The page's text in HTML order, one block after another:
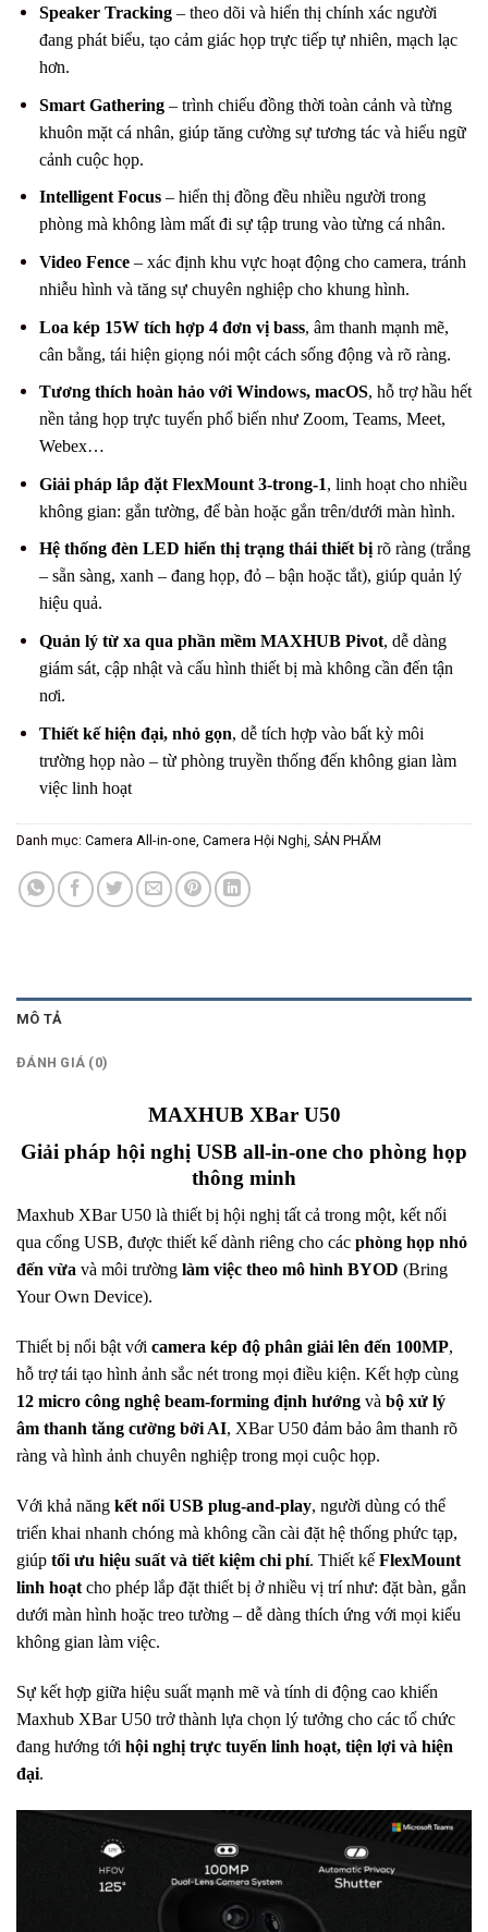
Speaker Tracking– theo dõi và hiển thị chính xác người
đang phát biểu, tạo cảm giác họp trực tiếp tự nhiên, mạch lạc
hơn.
Smart Gathering– trình chiếu đồng thời toàn cảnh và từng
khuôn mặt cá nhân, giúp tăng cường sự tương tác và hiểu ngữ
cảnh cuộc họp.
Intelligent Focus– hiển thị đồng đều nhiều người trong
phòng mà không làm mất đi sự tập trung vào từng cá nhân.
Video Fence– xác định khu vực hoạt động cho camera, tránh
nhiễu hình và tăng sự chuyên nghiệp cho khung hình.
Loa kép 15W tích hợp 4 đơn vị bass, âm thanh mạnh mẽ,
cân bằng, tái hiện giọng nói một cách sống động và rõ ràng.
Tương thích hoàn hảo với Windows, macOS, hỗ trợ hầu hết
nền tảng họp trực tuyến phổ biến như Zoom, Teams, Meet,
Webex…
Giải pháp lắp đặt FlexMount 3-trong-1, linh hoạt cho nhiều
không gian: gắn tường, để bàn hoặc gắn trên/dưới màn hình.
Hệ thống đèn LED hiển thị trạng thái thiết bịrõ ràng (trắng
– sẵn sàng, xanh – đang họp, đỏ – bận hoặc tắt), giúp quản lý
hiệu quả.
Quản lý từ xa qua phần mềm MAXHUB Pivot, dễ dàng
giám sát, cập nhật và cấu hình thiết bị mà không cần đến tận
nơi.
Thiết kế hiện đại, nhỏ gọn, dễ tích hợp vào bất kỳ môi
trường họp nào – từ phòng truyền thống đến không gian làm
việc linh hoạt
Danh mục: Camera All-in-one, Camera Hội Nghị, SẢN PHẨM
MÔ TẢ
ĐÁNH GIÁ (0)
MAXHUB XBar U50
Giải pháp hội nghị USB all-in-one cho phòng họp
thông minh
Maxhub XBar U50 là thiết bị hội nghị tất cả trong một, kết nối
qua cổng USB, được thiết kế dành riêng cho các phòng họp nhỏ
đến vừa và môi trường làm việc theo mô hình BYOD (Bring
Your Own Device).
Thiết bị nổi bật với camera kép độ phân giải lên đến 100MP,
hỗ trợ tái tạo hình ảnh sắc nét trong mọi điều kiện. Kết hợp cùng
12 micro công nghệ beam-forming định hướng và bộ xử lý
âm thanh tăng cường bởi AI, XBar U50 đảm bảo âm thanh rõ
ràng và hình ảnh chuyên nghiệp trong mọi cuộc họp.
Với khả năng kết nối USB plug-and-play, người dùng có thể
triển khai nhanh chóng mà không cần cài đặt hệ thống phức tạp,
giúp tối ưu hiệu suất và tiết kiệm chi phí. Thiết kế FlexMount
linh hoạt cho phép lắp đặt thiết bị ở nhiều vị trí như: đặt bàn, gắn
dưới màn hình hoặc treo tường – dễ dàng thích ứng với mọi kiểu
không gian làm việc.
Sự kết hợp giữa hiệu suất mạnh mẽ và tính di động cao khiến
Maxhub XBar U50 trở thành lựa chọn lý tưởng cho các tổ chức
đang hướng tới hội nghị trực tuyến linh hoạt, tiện lợi và hiện
đại.